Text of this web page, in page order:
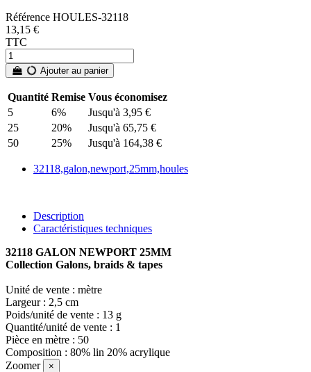
Référence HOULES-32118
13,15 €
TTC
Ajouter au panier
Quantité Remise Vous économisez
5
6%
Jusqu'à 3,95 €
25
20%
Jusqu'à 65,75 €
50
25% Jusqu'à 164,38 €
32118,galon,newport,25mm,houles
Description
Caractéristiques techniques
32118 GALON NEWPORT 25MM
Collection Galons, braids & tapes
Unité de vente : mètre
Largeur : 2,5 cm
Poids/unité de vente : 13 g
Quantité/unité de vente : 1
Pièce en mètre : 50
Composition : 80% lin 20% acrylique
Zoomer
×